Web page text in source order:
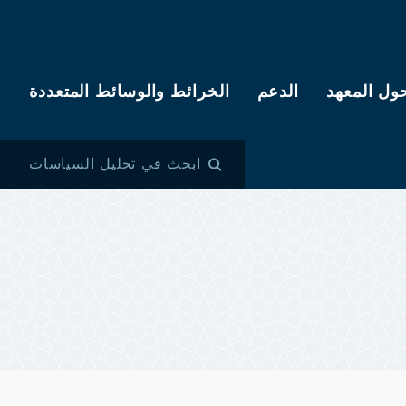
المعهد الدعم الخرائط والوسائط المتعددة
ابحث في تحليل السياسات